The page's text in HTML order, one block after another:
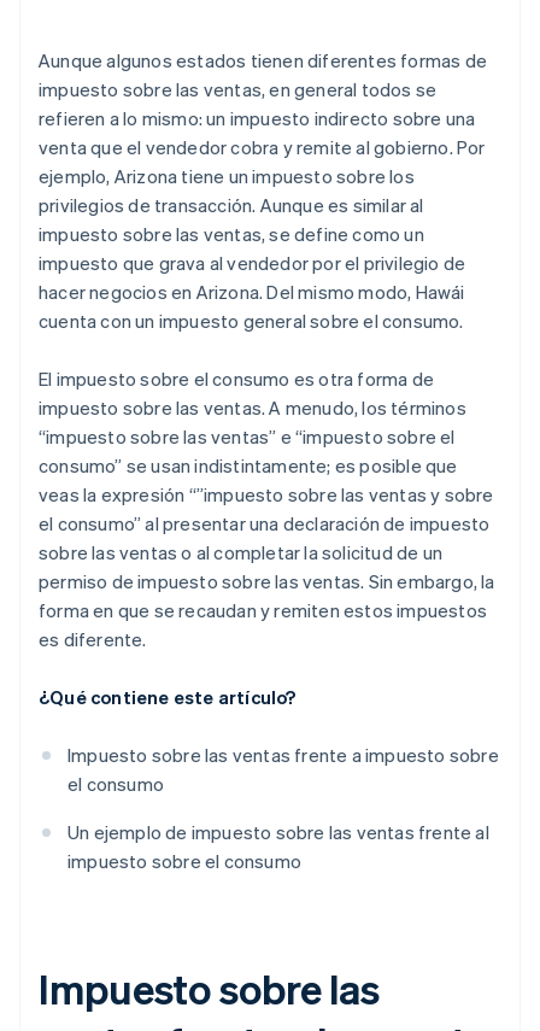
Aunque algunos estados tienen diferentes formas de
impuesto sobre las ventas, en general todos se
refieren a lo mismo: un impuesto indirecto sobre una
venta que el vendedor cobra y remite al gobierno. Por
ejemplo, Arizona tiene un impuesto sobre los
privilegios de transacción. Aunque es similar al
impuesto sobre las ventas, se define como un
impuesto que grava al vendedor por el privilegio de
hacer negocios en Arizona. Del mismo modo, Hawái
cuenta con un impuesto general sobre el consumo.
El impuesto sobre el consumo es otra forma de
impuesto sobre las ventas. A menudo, los términos
“impuesto sobre las ventas” e “impuesto sobre el
consumo” se usan indistintamente; es posible que
veas la expresión “”impuesto sobre las ventas y sobre
el consumo” al presentar una declaración de impuesto
sobre las ventas o al completar la solicitud de un
permiso de impuesto sobre las ventas. Sin embargo, la
forma en que se recaudan y remiten estos impuestos
es diferente.
¿Qué contiene este artículo?
Impuesto sobre las ventas frente a impuesto sobre
el consumo
Un ejemplo de impuesto sobre las ventas frente al
impuesto sobre el consumo
Impuesto sobre las